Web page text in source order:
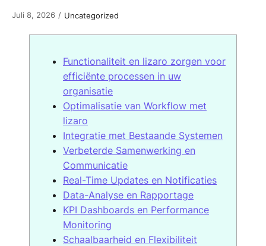
Juli 8, 2026 / Uncategorized
Functionaliteit en lizaro zorgen voor
efficiënte processen in uw
organisatie
Optimalisatie van Workflow met
lizaro
Integratie met Bestaande Systemen
Verbeterde Samenwerking en
Communicatie
Real-Time Updates en Notificaties
Data-Analyse en Rapportage
KPI Dashboards en Performance
Monitoring
Schaalbaarheid en Flexibiliteit